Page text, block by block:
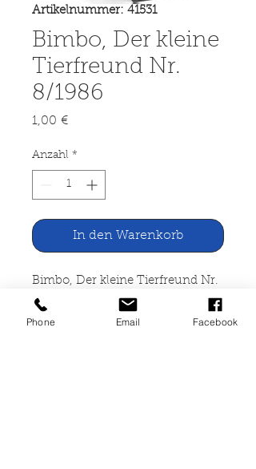
Artikelnummer: 41531
Bimbo, Der kleine
Tierfreund Nr.
8/1986
1,00 €Preis
Anzahl *
In den Warenkorb
Bimbo, Der kleine Tierfreund Nr.
8/1986
Phone Email Facebook